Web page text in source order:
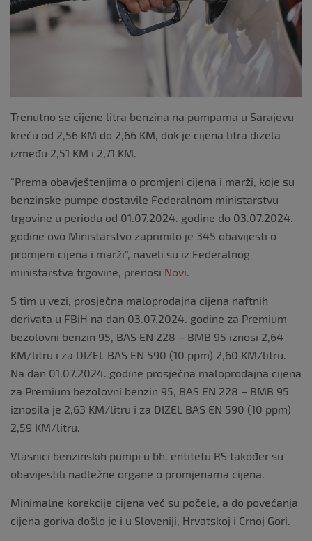
Trenutno se cijene litra benzina na pumpama u Sarajevu
kreću od 2,56 KM do 2,66 KM, dok je cijena litra dizela
između 2,51 KM i 2,71 KM.
“Prema obavještenjima o promjeni cijena i marži, koje su
benzinske pumpe dostavile Federalnom ministarstvu
trgovine u periodu od 01.07.2024. godine do 03.07.2024.
godine ovo Ministarstvo zaprimilo je 345 obavijesti o
promjeni cijena i marži”, naveli su iz Federalnog
ministarstva trgovine, prenosi Novi
S tim u vezi, prosječna maloprodajna cijena naftnih
derivata u FBiH na dan 03.07.2024. godine za Premium
bezolovni benzin 95, BAS EN 228 – BMB 95 iznosi 2,64
KM/litru i za DIZEL BAS EN 590 (10 ppm) 2,60 KM/litru.
Na dan 01.07.2024. godine prosječna maloprodajna cijena
za Premium bezolovni benzin 95, BAS EN 228 – BMB 95
iznosila je 2,63 KM/litru i za DIZEL BAS EN 590 (10 ppm)
2,59 KM/litru.
Vlasnici benzinskih pumpi u bh. entitetu RS također su
obavijestili nadležne organe o promjenama cijena.
Minimalne korekcije cijena već su počele, a do povećanja
cijena goriva došlo je i u Sloveniji, Hrvatskoj i Crnoj Gori.